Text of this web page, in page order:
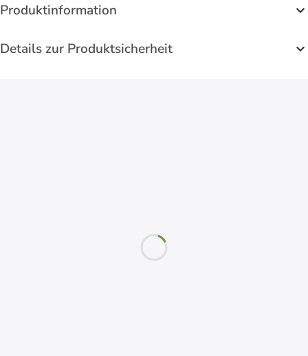
Produktinformation
Details zur Produktsicherheit